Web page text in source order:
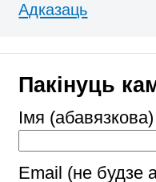
Адказаць
Пакінуць
Імя (абавязкова)
Email (не будзе